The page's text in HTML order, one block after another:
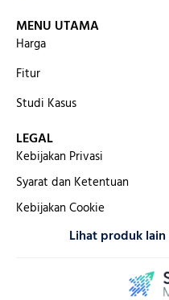
MENU UTAMA
Harga
Fitur
Studi Kasus
LEGAL
Kebijakan Privasi
Syarat dan Ketentuan
Kebijakan Cookie
Lihat produk lain